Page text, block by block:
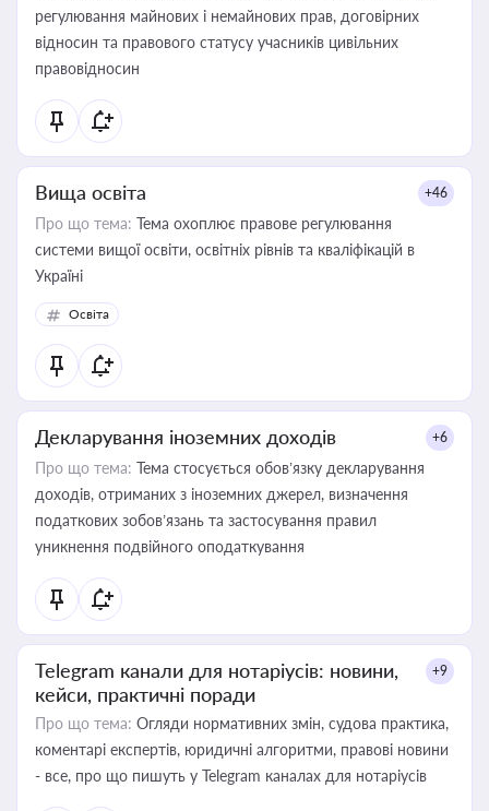
регулювання майнових і немайнових прав, договірних
відносин та правового статусу учасників цивільних
правовідносин
Вища освіта +46
Про що тема: Тема охоплює правове регулювання
системи вищої освіти, освітніх рівнів та кваліфікацій в
Україні
Освіта
Декларування іноземних доходів +6
Про що тема: Тема стосується обов’язку декларування
доходів, отриманих з іноземних джерел, визначення
податкових зобов’язань та застосування правил
уникнення подвійного оподаткування
Telegram канали для нотаріусів: новини,
кейси, практичні поради
+9
Про що тема: Огляди нормативних змін, судова практика,
коментарі експертів, юридичні алгоритми, правові новини
- все, про що пишуть у Telegram каналах для нотаріусів